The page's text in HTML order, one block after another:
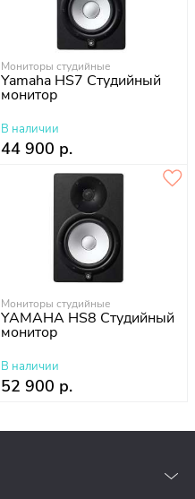
Мониторы студийные
Yamaha HS7 Студийный
монитор
В наличии
44 900 р.
Мониторы студийные
YAMAHA HS8 Студийный
монитор
В наличии
52 900 р.